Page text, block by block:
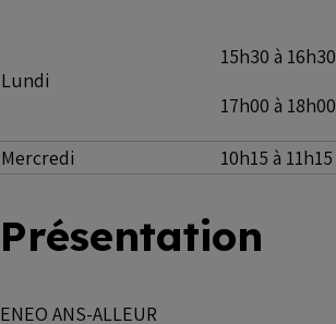
Lundi
15h30 à 16h30
17h00 à 18h00
Mercredi 10h15 à 11h15
Présentation
ENEO ANS-ALLEUR